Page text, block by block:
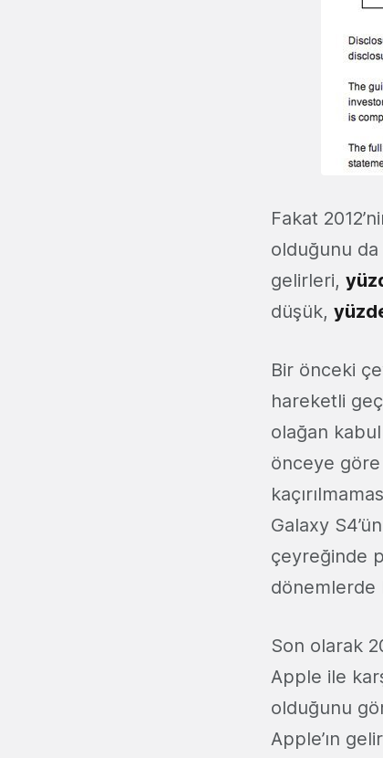
Fakat
olduğunu
gelirleri,
düşük,
Bir önceki
hareketli
olağan
önceye göre
Galaxy
çeyreğinde
dönemlerde
Son olarak
Apple ile
olduğunu
Apple’ın